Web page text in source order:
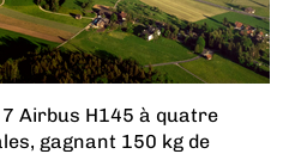
Airbus H145 à quatre
gagnant 150 kg de